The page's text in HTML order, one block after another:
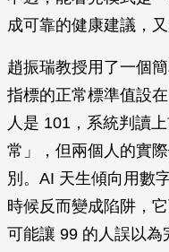
成可靠的健康建議，
趙振瑞教授用了一個
指標的正常標準值設
人是 101，系統判讀
常」，但兩個人的實
別。AI 天生傾向用數
時候反而變成陷阱，
可能讓 99 的人誤以為